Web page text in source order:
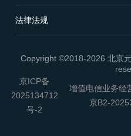
法律法规
Copyright ©2018-2026 北京
京ICP备
2025134712
号-2
增值电信业务经
京B2-